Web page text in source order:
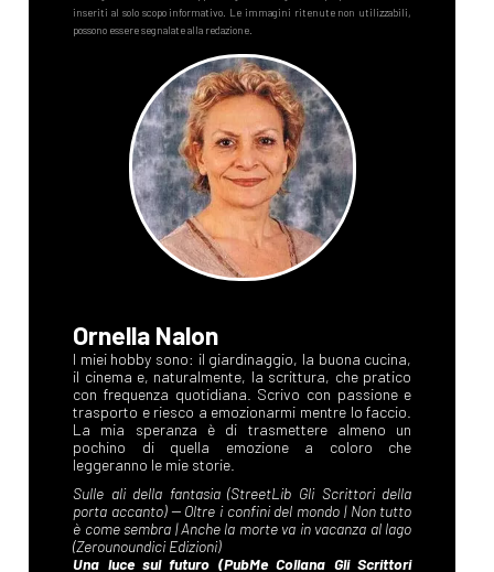
Ornella Nalon